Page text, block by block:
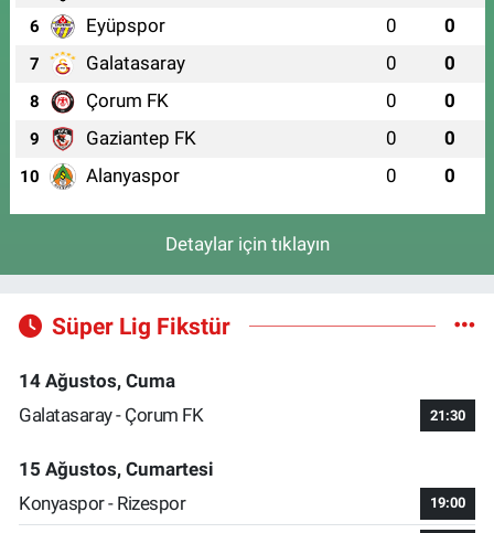
6 Eyüpspor 0 0
7 Galatasaray 0 0
8 Çorum FK 0 0
9 Gaziantep FK 0 0
10 Alanyaspor 0 0
Detaylar için tıklayın
Süper Lig Fikstür
14 Ağustos, Cuma
Galatasaray - Çorum FK
21:30
15 Ağustos, Cumartesi
Konyaspor - Rizespor
19:00